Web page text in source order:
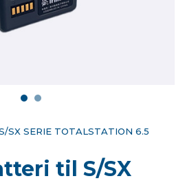
SX SERIE TOTALSTATION 6.5
til S/SX